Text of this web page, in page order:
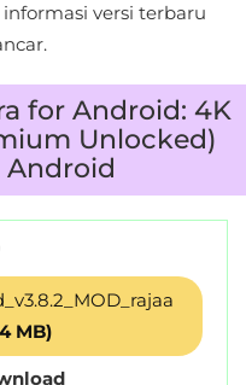
versi terbaru
for Android: 4K
Unlocked)
Android
MB)